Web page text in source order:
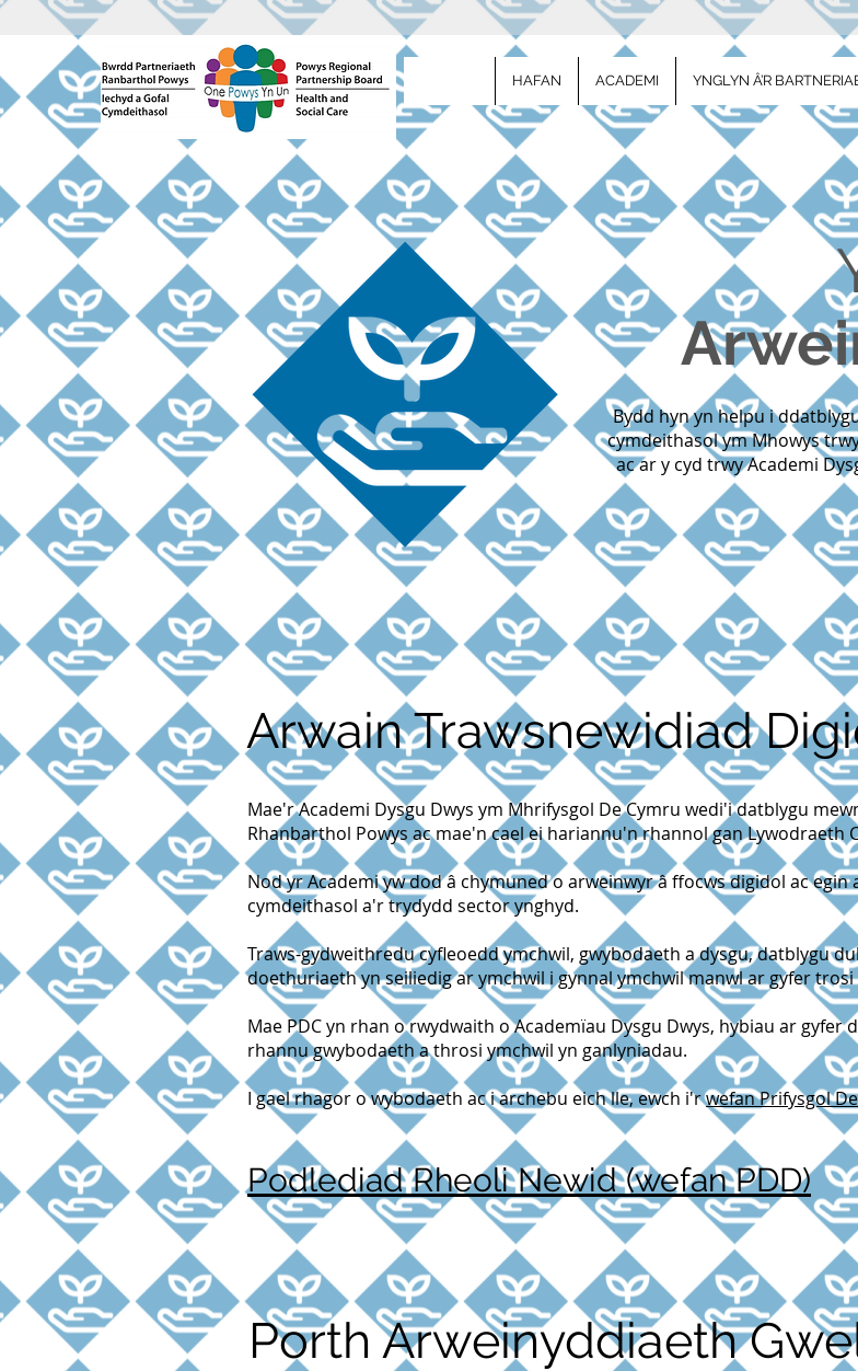
HAFAN ACADEMI YNGLYN Â’R
Bydd hyn yn helpu i
cymdeithasol ym Mhowys
ac ar y cyd trwy Academi
Arwain Trawsnewidiad
Mae'r Academi Dysgu Dwys ym Mhrifysgol De Cymru wedi'i datblygu
Rhanbarthol Powys ac mae'n cael ei hariannu'n rhannol gan Lywodraeth
Nod yr Academi yw dod â chymuned o arweinwyr â ffocws digidol ac
cymdeithasol a'r trydydd sector ynghyd.
Traws-gydweithredu cyfleoedd ymchwil, gwybodaeth a dysgu, datblygu
doethuriaeth yn seiliedig ar ymchwil i gynnal ymchwil manwl ar gyfer
Mae PDC yn rhan o rwydwaith o Academïau Dysgu Dwys, hybiau ar gyfer
rhannu gwybodaeth a throsi ymchwil yn ganlyniadau.
I gael rhagor o wybodaeth ac i archebu eich lle, ewch i'rwefan Prifysgol
Podlediad Rheoli Newid (wefan PDD)
Porth Arweinyddiaeth